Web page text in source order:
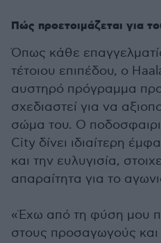
Πώς προετοιμάζεται για
Όπως κάθε
τέτοιου επιπέδου, ο
αυστηρό πρόγραμμα
σχεδιαστεί για να
σώμα του. Ο
City δίνει ιδιαίτερη
και την ευλυγισία,
απαραίτητα για το
«Έχω από τη φύση μου
στους προσαγωγούς και